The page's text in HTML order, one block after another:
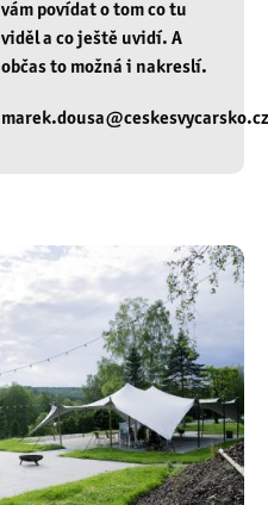
vám povídat o tom co tu
viděl a co ještě uvidí. A
občas to možná i nakreslí.
marek.dousa@ceskesvycarsko.cz